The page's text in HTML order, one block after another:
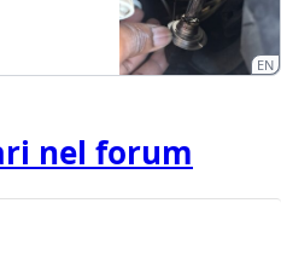
EN
nel forum